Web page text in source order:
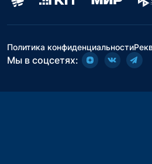
Политика конфиденциальности
Мы в соцсетях: